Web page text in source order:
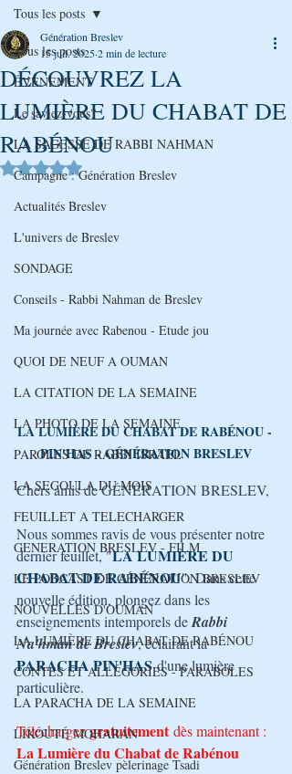
Tous les posts
ÉVÉNEMENT
Le saviez-vous?
LA SAGESSE DE RABBI NAHMAN
Campagne : Génération Breslev
Actualités Breslev
L'univers de Breslev
SONDAGE
Conseils - Rabbi Nahman de Breslev
Ma journée avec Rabenou - Etude jou
QUOI DE NEUF A OUMAN
LA CITATION DE LA SEMAINE
LA PHOTO DE LA SEMAINE
PAROLES DE RABBI ISRAEL
LA SEGOULA DU MOIS
FEUILLET A TELECHARGER
GENERATION BRESLEV - FILM
LE PODCAST DE GÉNÉRATION BRESLEV
NOUVELLES D'OUMAN
LA LUMIÈRE DU CHABAT DE RABÉNOU
CONTES ET ALLÉGORIES - PARABOLES
LA PARACHA DE LA SEMAINE
LIKOUTÉ MOHARAN
Génération Breslev pèlerinage Tsadi
Tous les posts
DÉCOUVREZ LA
LUMIÈRE DU CHABAT DE
RABÉNOU
Génération Breslev
15 juil. 20252 min de lecture
Noté NaN étoiles sur 5.
LA LUMIÈRE DU CHABAT DE RABÉNOU -
PIN'HAS - GÉNÉRATION BRESLEV
Chers amis de GÉNÉRATION BRESLEV,
Nous sommes ravis de vous présenter notre
dernier feuillet, "LA LUMIÈRE DU
CHABAT DE RABÉNOU". Dans cette
nouvelle édition, plongez dans les
enseignements intemporels de Rabbi
Na'hman de Breslev, éclairant la
PARACHA PIN'HAS d'une lumière
particulière.
Téléchargez gratuitement dès maintenant :
La Lumière du Chabat de Rabénou